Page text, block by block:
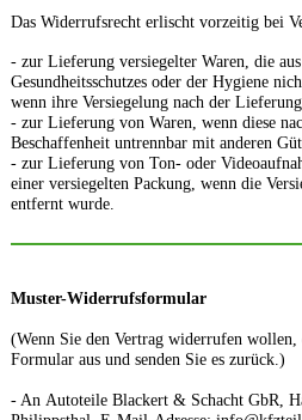
Das Widerrufsrecht erlischt vorzeitig bei
- zur Lieferung versiegelter Waren, die
Gesundheitsschutzes oder der Hygiene
wenn ihre Versiegelung nach der
- zur Lieferung von Waren, wenn diese
Beschaffenheit untrennbar mit anderen
- zur Lieferung von Ton- oder
einer versiegelten Packung, wenn die
entfernt wurde.
Muster-Widerrufsformular
(Wenn Sie den Vertrag widerrufen
Formular aus und senden Sie es zurück.)
- An Autoteile Blackert & Schacht GbR,